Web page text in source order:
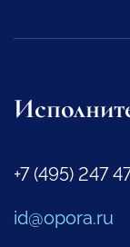
+7 (495) 247
id@opora.ru